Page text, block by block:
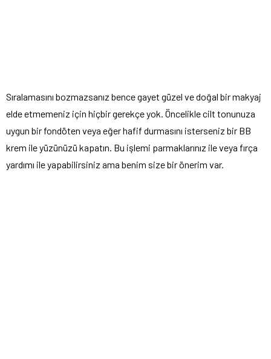
Sıralamasını bozmazsanız bence gayet güzel ve doğal bir makyaj
elde etmemeniz için hiçbir gerekçe yok. Öncelikle cilt tonunuza
uygun bir fondöten veya eğer hafif durmasını isterseniz bir BB
krem ile yüzünüzü kapatın. Bu işlemi parmaklarınız ile veya fırça
yardımı ile yapabilirsiniz ama benim size bir önerim var.